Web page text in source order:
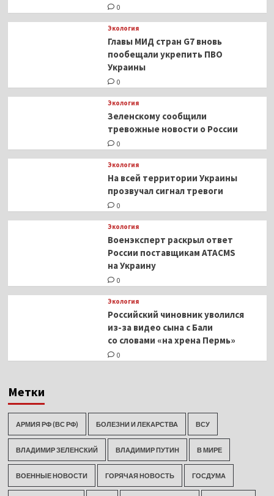
0
Экология
Главы МИД стран G7 вновь
пообещали укрепить ПВО
Украины
0
Экология
Зеленскому сообщили
тревожные новости о России
0
Экология
На всей территории Украины
прозвучал сигнал тревоги
0
Экология
Военэксперт раскрыл ответ
России поставщикам ATACMS
на Украину
0
Экология
Российский чиновник уволился
из-за видео сына с Бали
со словами «на хрена Пермь»
0
Метки
АРМИЯ РФ (ВС РФ) БОЛЕЗНИ И ЛЕКАРСТВА ВСУ
ВЛАДИМИР ЗЕЛЕНСКИЙ ВЛАДИМИР ПУТИН В МИРЕ
ВОЕННЫЕ НОВОСТИ ГОРЯЧАЯ НОВОСТЬ ГОСДУМА